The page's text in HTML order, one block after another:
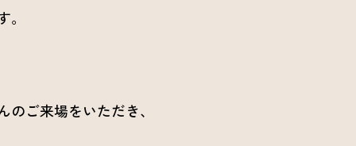
ご来場をいただき、